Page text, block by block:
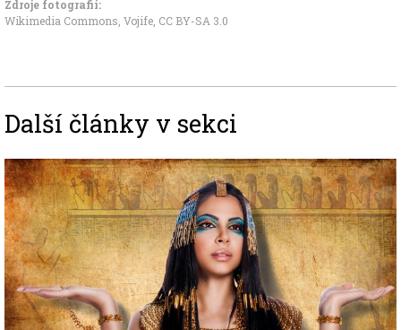
Zdroje fotografii:
Wikimedia Commons, Vojife CC BY-SA 3.0
Další články v sekci
Image